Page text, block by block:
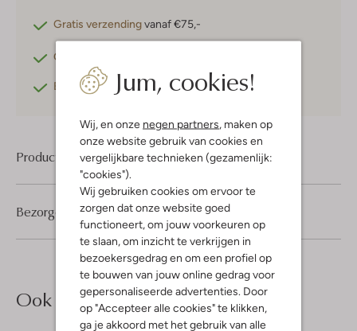
Jum, cookies!
Wij, en onze negen partners , maken op
onze website gebruik van cookies en
vergelijkbare technieken (gezamenlijk:
"cookies").
Wij gebruiken cookies om ervoor te
zorgen dat onze website goed
functioneert, om jouw voorkeuren op
te slaan, om inzicht te verkrijgen in
bezoekersgedrag en om een profiel op
te bouwen van jouw online gedrag voor
gepersonaliseerde advertenties. Door
op "Accepteer alle cookies" te klikken,
ga je akkoord met het gebruik van alle
Gratis verzendingvanaf €75,-
Gratis retourneren
Betaal achterafmet Klarna
Product informatie
Bezorgen & retourneren
Ook iets voor jou?